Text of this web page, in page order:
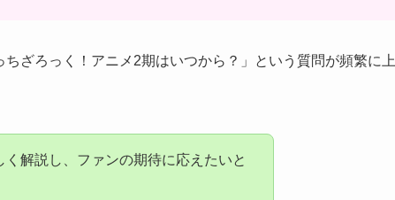
ざろっく！アニメ2期はいつから？」という質問が頻繁に上
解説し、ファンの期待に応えたいと